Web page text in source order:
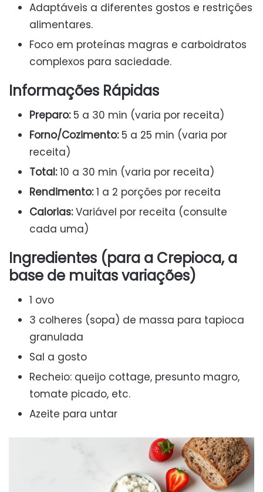
Adaptáveis a diferentes gostos e restrições
alimentares.
Foco em proteínas magras e carboidratos
complexos para saciedade.
Informações Rápidas
Preparo:5 a 30 min (varia por receita)
Forno/Cozimento:5 a 25 min (varia por
receita)
Total:10 a 30 min (varia por receita)
Rendimento:1 a 2 porções por receita
Calorias:Variável por receita (consulte
cada uma)
Ingredientes (para a Crepioca, a
base de muitas variações)
1 ovo
3 colheres (sopa) de massa para tapioca
granulada
Sal a gosto
Recheio: queijo cottage, presunto magro,
tomate picado, etc.
Azeite para untar